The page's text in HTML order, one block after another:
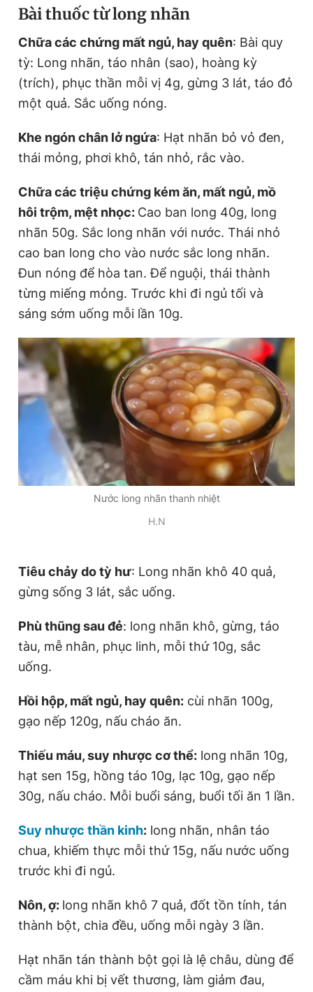
Bài thuốc từ long nhãn
Chữa các chứng mất ngủ, hay quên: Bài quy
tỳ: Long nhãn, táo nhân (sao), hoàng kỳ
(trích), phục thần mỗi vị 4g, gừng 3 lát, táo đỏ
một quả. Sắc uống nóng.
Khe ngón chân lở ngứa: Hạt nhãn bỏ vỏ đen,
thái mỏng, phơi khô, tán nhỏ, rắc vào.
Chữa các triệu chứng kém ăn, mất ngủ, mồ
hôi trộm, mệt nhọc: Cao ban long 40g, long
nhãn 50g. Sắc long nhãn với nước. Thái nhỏ
cao ban long cho vào nước sắc long nhãn.
Đun nóng để hòa tan. Để nguội, thái thành
từng miếng mỏng. Trước khi đi ngủ tối và
sáng sớm uống mỗi lần 10g.
Nước long nhãn thanh nhiệt
H.N
Tiêu chảy do tỳ hư: Long nhãn khô 40 quả,
gừng sống 3 lát, sắc uống.
Phù thũng sau đẻ: long nhãn khô, gừng, táo
tàu, mễ nhân, phục linh, mỗi thứ 10g, sắc
uống.
Hồi hộp, mất ngủ, hay quên: cùi nhãn 100g,
gạo nếp 120g, nấu cháo ăn.
Thiếu máu, suy nhược cơ thể: long nhãn 10g,
hạt sen 15g, hồng táo 10g, lạc 10g, gạo nếp
30g, nấu cháo. Mỗi buổi sáng, buổi tối ăn 1 lần.
Suy nhược thần kinh: long nhãn, nhân táo
chua, khiếm thực mỗi thứ 15g, nấu nước uống
trước khi đi ngủ.
Nôn, ợ: long nhãn khô 7 quả, đốt tồn tính, tán
thành bột, chia đều, uống mỗi ngày 3 lần.
Hạt nhãn tán thành bột gọi là lệ châu, dùng để
cầm máu khi bị vết thương, làm giảm đau,